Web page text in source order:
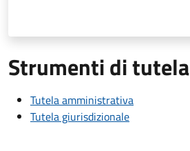
Strumenti di tutela
Tutela amministrativa
Tutela giurisdizionale